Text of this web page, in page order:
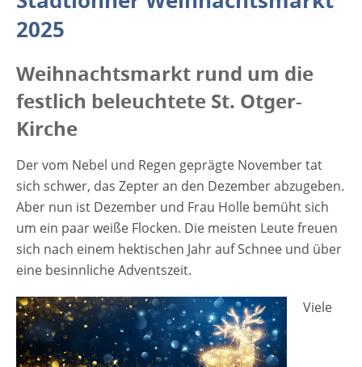
id="attachment_4547" align="alignleft"
width="335"] ©Maksim Pasko -
freuen sich auch auf den Besuch einiger der
besinnlichen Weihnachtsmärkte in NRW. Zu
diesen gehört auch der Stadtlohner
Weihnachtsmarkt, der in diesem Jahr vom
12. bis 14. Dezember 2025 stattfindet. Rund
um die festlich beleuchtete St. Otger-Kirche
bieten zahlreiche Stände von lokalen
Vereinen und verschiedenen Händlern eine
einladende Atmosphäre zum Verweilen. Auf
dem Markt findet sich außerdem das
Aktionszelt, wo ein bunt gemischtes
Programm für Jung und Alt präsentiert wird.
Viele Künstler, Kunsthandwerker und
moderne Designer bieten ihre selbst
2025
Weihnachtsmarkt rund um die
festlich beleuchtete St. Otger-
Kirche
Der vom Nebel und Regen geprägte November tat
sich schwer, das Zepter an den Dezember abzugeben.
Aber nun ist Dezember und Frau Holle bemüht sich
um ein paar weiße Flocken. Die meisten Leute freuen
sich nach einem hektischen Jahr auf Schnee und über
eine besinnliche Adventszeit.
Viele